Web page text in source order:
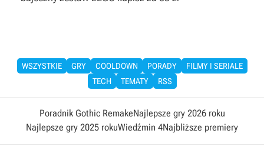
WSZYSTKIE GRY COOLDOWN PORADY
FILMY I SERIALE
TECH
TEMATY RSS
Poradnik Gothic RemakeNajlepsze gry 2026 roku
Najlepsze gry 2025 rokuWiedźmin 4Najbliższe premiery